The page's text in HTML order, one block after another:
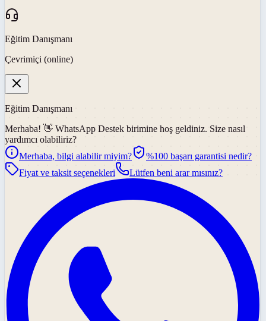
Eğitim Danışmanı
Çevrimiçi (online)
Eğitim Danışmanı
Merhaba! 👋 WhatsApp Destek birimine hoş geldiniz. Size nasıl
yardımcı olabiliriz?
Merhaba, bilgi alabilir miyim?
%100 başarı garantisi nedir?
Fiyat ve taksit seçenekleri
Lütfen beni arar mısınız?